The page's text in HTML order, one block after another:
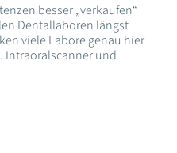
besser „verkaufen“
Dentallaboren längst
viele Labore genau hier
Intraoralscanner und